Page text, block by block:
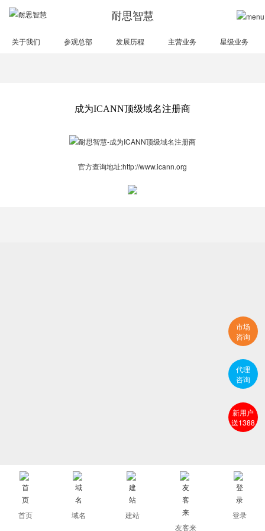
耐思智慧
关于我们 参观总部 发展历程 主营业务 星级业务
成为ICANN顶级域名注册商
官方查询地址:http://www.icann.org
首页 域名
建站
友客来
登录
市场
咨询
代理
咨询
新用户
送1388